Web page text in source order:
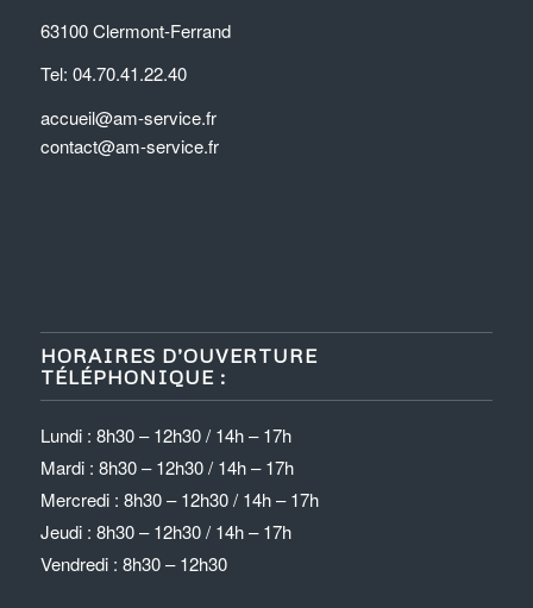
63100 Clermont-Ferrand
Tel: 04.70.41.22.40
accueil@am-service.fr
contact@am-service.fr
HORAIRES D’OUVERTURE
TÉLÉPHONIQUE :
Lundi : 8h30 – 12h30 / 14h – 17h
Mardi : 8h30 – 12h30 / 14h – 17h
Mercredi : 8h30 – 12h30 / 14h – 17h
Jeudi : 8h30 – 12h30 / 14h – 17h
Vendredi : 8h30 – 12h30